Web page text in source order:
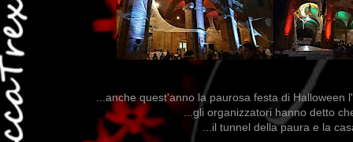
...anche quest'anno la paurosa festa di
...gli organizzatori hanno detto
...il tunnel della paura e la